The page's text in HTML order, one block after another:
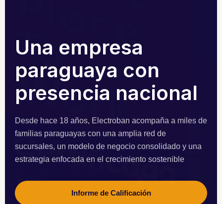
Una empresa
paraguaya con
presencia nacional
Desde hace 18 años, Electroban acompaña a miles de
familias paraguayas con una amplia red de
sucursales, un modelo de negocio consolidado y una
estrategia enfocada en el crecimiento sostenible
Informe de Calificación